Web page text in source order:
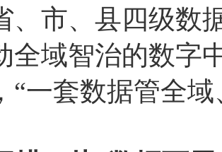
、市、县四级数
全域智治的数字
“一套数据管全